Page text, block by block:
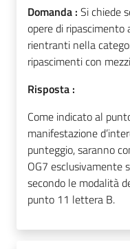
Domanda : Si chiede
opere di
rientranti nella
ripascimenti con
Risposta :
Come indicato al
manifestazione
punteggio, saranno
OG7 esclusivamente
secondo le modalità
punto 11 lettera B.